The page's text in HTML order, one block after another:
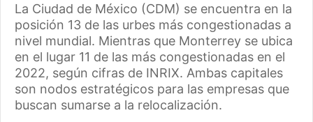
La Ciudad de México (CDM) se encuentra en la
posición 13 de las urbes más congestionadas a
nivel mundial. Mientras que Monterrey se ubica
en el lugar 11 de las más congestionadas en el
2022, según cifras de INRIX. Ambas capitales
son nodos estratégicos para las empresas que
buscan sumarse a la relocalización.